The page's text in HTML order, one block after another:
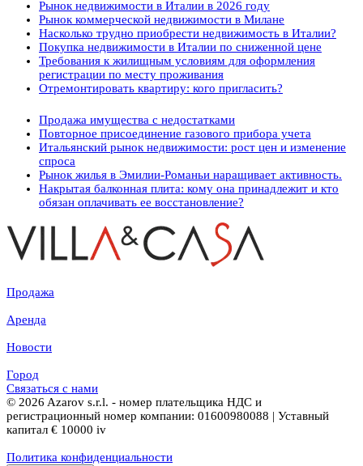
Рынок недвижимости в Италии в 2026 году
Рынок коммерческой недвижимости в Милане
Насколько трудно приобрести недвижимость в Италии?
Покупка недвижимости в Италии по сниженной цене
Требования к жилищным условиям для оформления
регистрации по месту проживания
Отремонтировать квартиру: кого пригласить?
Продажа имущества с недостатками
Повторное присоединение газового прибора учета
Итальянский рынок недвижимости: рост цен и изменение
спроса
Рынок жилья в Эмилии-Романьи наращивает активность.
Накрытая балконная плита: кому она принадлежит и кто
обязан оплачивать ее восстановление?
Продажа
Аренда
Новости
Город
Связаться с нами
© 2026 Azarov s.r.l. - номер плательщика НДС и
регистрационный номер компании: 01600980088 | Уставный
капитал € 10000 iv
Политика конфиденциальности